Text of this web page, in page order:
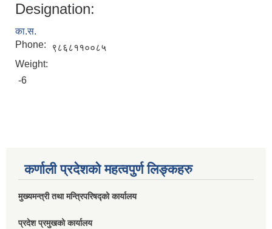
Designation:
का.स.
Phone:
९८६८११००८५
Weight:
-6
कर्णाली प्रदेशको महत्वपुर्ण लिङ्कहरु
मुख्यमन्त्री तथा मन्त्रिपरिषद्को कार्यालय
प्रदेश प्रमुखको कार्यालय